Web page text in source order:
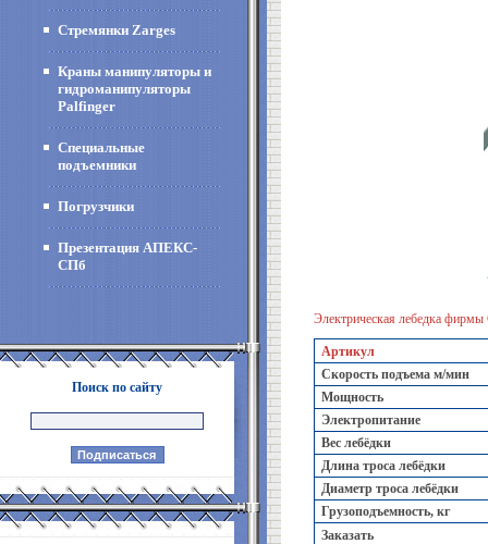
Стремянки Zarges
Краны манипуляторы и
гидроманипуляторы
Palfinger
Специальные
подъемники
Погрузчики
Презентация АПЕКС-
СПб
Поиск по сайту
Электрическая лебедка
Артикул
Скорость подъема м/мин
Мощность
Электропитание
Вес лебёдки
Длина троса лебёдки
Диаметр троса лебёдки
Грузоподъемность, кг
Заказать